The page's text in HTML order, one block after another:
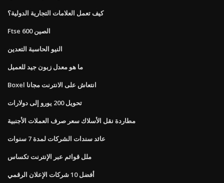
كيف تعمل العلامات التجارية الدولية؟
Ftse الصين 600
النيو الحاسبة التعدين
ما هو معدل زبون جيد للعميل
Boxel انتعاش على الانترنت مجانا
تحويل 200 يورو إلى دولارات
مطاردة نقل الأسلاك سعر صرف العملات الأجنبية
عائد سندات الشركات لمدة 7 سنوات
ملل قوائم عبر الإنترنت تكساس
أفضل 10 شركات الإعلان الرقمي